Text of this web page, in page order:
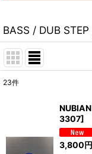
BASS / DUB
23件
3307]
3,800円